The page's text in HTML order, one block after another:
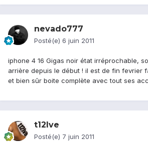
nevado777
Posté(e) 6 juin 2011
iphone 4 16 Gigas noir état irréprochable,
arrière depuis le début ! il est de fin fevrier
et bien sûr boite complète avec tout ses
t12lve
Posté(e) 7 juin 2011